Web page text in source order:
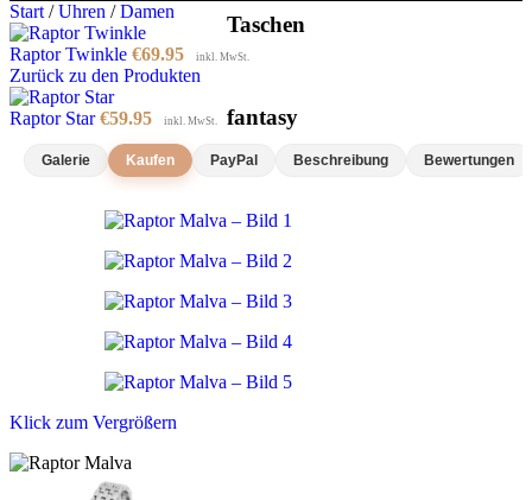
Taschen
fantasy
Start / Uhren / Damen
Raptor Twinkle €69.95 inkl. MwSt.
Zurück zu den Produkten
Raptor Star€59.95 inkl. MwSt.
Galerie Kaufen PayPal Beschreibung Bewertungen
Klick zum Vergrößern